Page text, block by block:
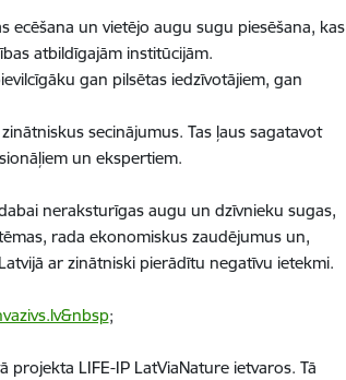
un vietējo augu sugu piesēšana, kas
atbildīgajām institūcijām.
gan pilsētas iedzīvotājiem, gan
secinājumus. Tas ļaus sagatavot
un ekspertiem.
neraksturīgas augu un dzīvnieku sugas,
rada ekonomiskus zaudējumus un,
ar zinātniski pierādītu negatīvu ietekmi.
;
LIFE-IP LatViaNature ietvaros. Tā